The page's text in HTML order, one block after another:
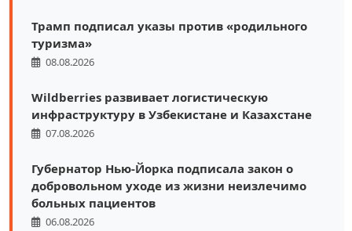
Трамп подписал указы против «родильного
туризма»
08.08.2026
Wildberries развивает логистическую
инфраструктуру в Узбекистане и Казахстане
07.08.2026
Губернатор Нью-Йорка подписала закон о
добровольном уходе из жизни неизлечимо
больных пациентов
06.08.2026